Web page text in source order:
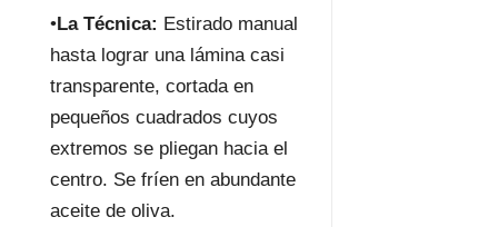
•La Técnica: Estirado manual
hasta lograr una lámina casi
transparente, cortada en
pequeños cuadrados cuyos
extremos se pliegan hacia el
centro. Se fríen en abundante
aceite de oliva.